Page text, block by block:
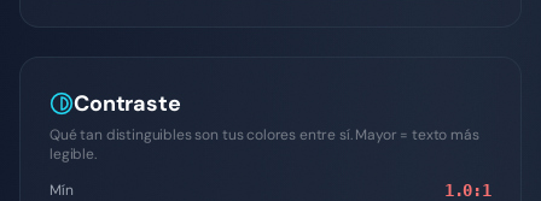
Contraste
Qué tan distinguibles son tus colores entre sí. Mayor = texto más
legible.
Mín
1.0:1